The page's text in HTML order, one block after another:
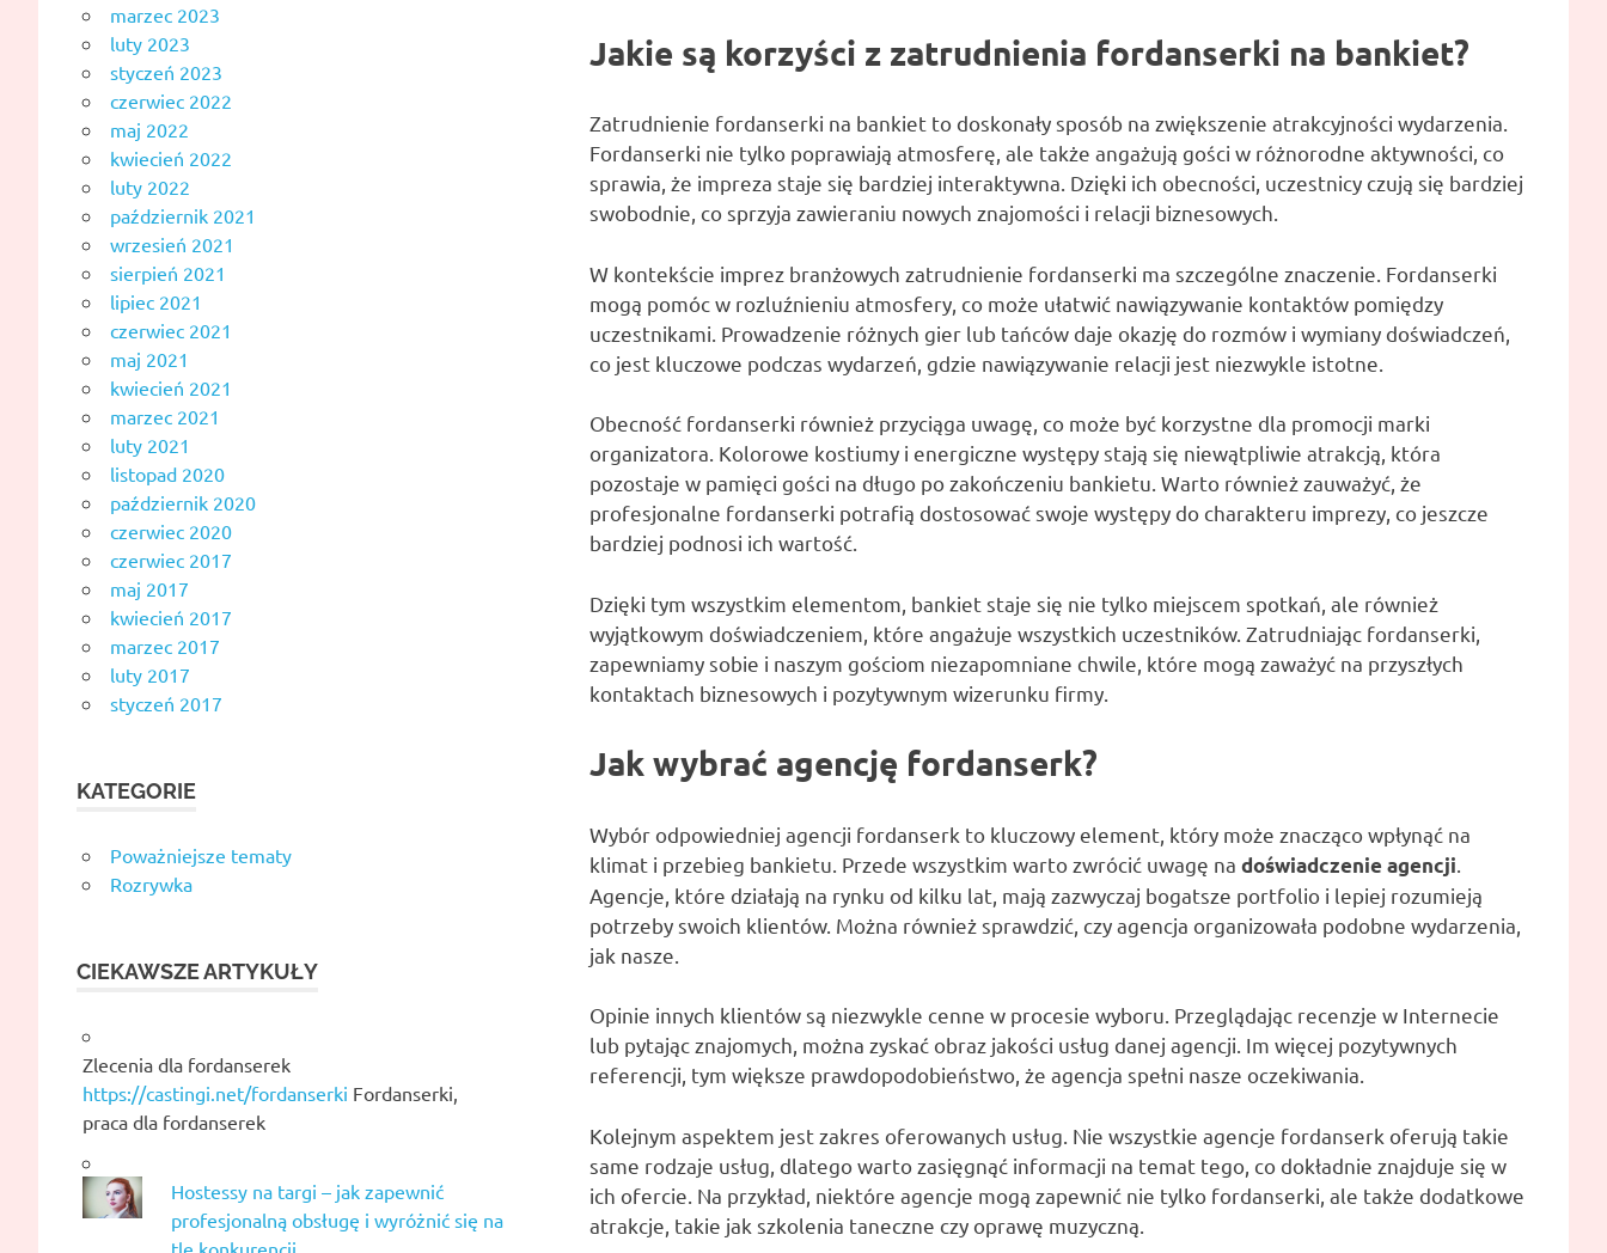
Jakie są korzyści z zatrudnienia fordanserki na bankiet?
Zatrudnienie fordanserki na bankiet to doskonały sposób na zwiększenie atrakcyjności wydarzenia.
Fordanserki nie tylko poprawiają atmosferę, ale także angażują gości w różnorodne aktywności, co
sprawia, że impreza staje się bardziej interaktywna. Dzięki ich obecności, uczestnicy czują się bardziej
swobodnie, co sprzyja zawieraniu nowych znajomości i relacji biznesowych.
W kontekście imprez branżowych zatrudnienie fordanserki ma szczególne znaczenie. Fordanserki
mogą pomóc w rozluźnieniu atmosfery, co może ułatwić nawiązywanie kontaktów pomiędzy
uczestnikami. Prowadzenie różnych gier lub tańców daje okazję do rozmów i wymiany doświadczeń,
co jest kluczowe podczas wydarzeń, gdzie nawiązywanie relacji jest niezwykle istotne.
Obecność fordanserki również przyciąga uwagę, co może być korzystne dla promocji marki
organizatora. Kolorowe kostiumy i energiczne występy stają się niewątpliwie atrakcją, która
pozostaje w pamięci gości na długo po zakończeniu bankietu. Warto również zauważyć, że
profesjonalne fordanserki potrafią dostosować swoje występy do charakteru imprezy, co jeszcze
bardziej podnosi ich wartość.
Dzięki tym wszystkim elementom, bankiet staje się nie tylko miejscem spotkań, ale również
wyjątkowym doświadczeniem, które angażuje wszystkich uczestników. Zatrudniając fordanserki,
zapewniamy sobie i naszym gościom niezapomniane chwile, które mogą zaważyć na przyszłych
kontaktach biznesowych i pozytywnym wizerunku firmy.
Jak wybrać agencję fordanserk?
Wybór odpowiedniej agencji fordanserk to kluczowy element, który może znacząco wpłynąć na
klimat i przebieg bankietu. Przede wszystkim warto zwrócić uwagę na doświadczenie agencji
Agencje, które działają na rynku od kilku lat, mają zazwyczaj bogatsze portfolio i lepiej rozumieją
potrzeby swoich klientów. Można również sprawdzić, czy agencja organizowała podobne wydarzenia,
jak nasze.
Opinie innych klientów są niezwykle cenne w procesie wyboru. Przeglądając recenzje w Internecie
lub pytając znajomych, można zyskać obraz jakości usług danej agencji. Im więcej pozytywnych
referencji, tym większe prawdopodobieństwo, że agencja spełni nasze oczekiwania.
Kolejnym aspektem jest zakres oferowanych usług. Nie wszystkie agencje fordanserk oferują takie
same rodzaje usług, dlatego warto zasięgnąć informacji na temat tego, co dokładnie znajduje się w
ich ofercie. Na przykład, niektóre agencje mogą zapewnić nie tylko fordanserki, ale także dodatkowe
atrakcje, takie jak szkolenia taneczne czy oprawę muzyczną.
marzec 2023
luty 2023
styczeń 2023
czerwiec 2022
maj 2022
kwiecień 2022
luty 2022
październik 2021
wrzesień 2021
sierpień 2021
lipiec 2021
czerwiec 2021
maj 2021
kwiecień 2021
marzec 2021
luty 2021
listopad 2020
październik 2020
czerwiec 2020
czerwiec 2017
maj 2017
kwiecień 2017
marzec 2017
luty 2017
styczeń 2017
KATEGORIE
Poważniejsze tematy
Rozrywka
CIEKAWSZE ARTYKUŁY
Zlecenia dla fordanserek
https://castingi.net/fordanserki Fordanserki,
praca dla fordanserek
Hostessy na targi – jak zapewnić
profesjonalną obsługę i wyróżnić się na
tle konkurencji